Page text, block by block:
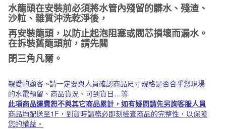
水龍頭在安裝前必須將水管內殘留的髒水、殘渣、
沙粒、雜質沖洗乾淨後，
再安裝龍頭，以防止起泡阻塞或閥芯損壞而漏水。
在拆裝舊龍頭前，請先關
閉三角凡爾。
親愛的顧客 ~請一定要與人員確認商品尺寸規格是否合乎您現場
的水電預留、商品貨況、可到貨日…等
此項商品運費恕不與其它商品累計，如有疑問請先另詢客服人員
商品均配送至1F，到貨時請務必即刻檢查商品的完整性，以保障
您的權益。